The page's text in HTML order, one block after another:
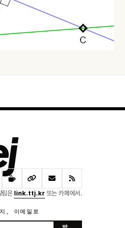
림은 link.ttj.kr 또는 카페에서.
, 이메일로